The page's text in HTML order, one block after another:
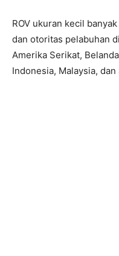
ROV ukuran kecil
dan otoritas pelabuhan
Amerika Serikat,
Indonesia, Malaysia, dan